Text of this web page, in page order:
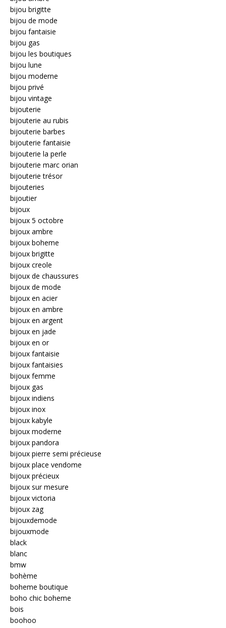
bijou brigitte
bijou de mode
bijou fantaisie
bijou gas
bijou les boutiques
bijou lune
bijou moderne
bijou privé
bijou vintage
bijouterie
bijouterie au rubis
bijouterie barbes
bijouterie fantaisie
bijouterie la perle
bijouterie marc orian
bijouterie trésor
bijouteries
bijoutier
bijoux
bijoux 5 octobre
bijoux ambre
bijoux boheme
bijoux brigitte
bijoux creole
bijoux de chaussures
bijoux de mode
bijoux en acier
bijoux en ambre
bijoux en argent
bijoux en jade
bijoux en or
bijoux fantaisie
bijoux fantaisies
bijoux femme
bijoux gas
bijoux indiens
bijoux inox
bijoux kabyle
bijoux moderne
bijoux pandora
bijoux pierre semi précieuse
bijoux place vendome
bijoux précieux
bijoux sur mesure
bijoux victoria
bijoux zag
bijouxdemode
bijouxmode
black
blanc
bmw
bohème
boheme boutique
boho chic boheme
bois
boohoo